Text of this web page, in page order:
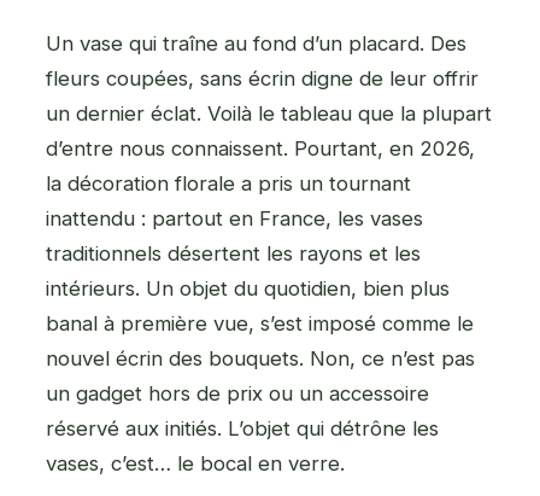
Un vase qui traîne au fond d’un placard. Des
fleurs coupées, sans écrin digne de leur offrir
un dernier éclat. Voilà le tableau que la plupart
d’entre nous connaissent. Pourtant, en 2026,
la décoration florale a pris un tournant
inattendu : partout en France, les vases
traditionnels désertent les rayons et les
intérieurs. Un objet du quotidien, bien plus
banal à première vue, s’est imposé comme le
nouvel écrin des bouquets. Non, ce n’est pas
un gadget hors de prix ou un accessoire
réservé aux initiés. L’objet qui détrône les
vases, c’est… le bocal en verre.